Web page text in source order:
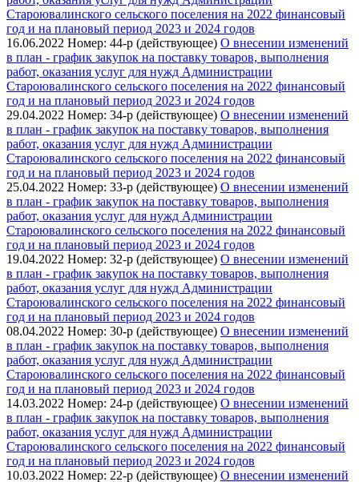
Староювалинского сельского поселения на 2022 финансовый
год и на плановый период 2023 и 2024 годов
16.06.2022 Номер: 44-р (действующее) О внесении изменений
в план - график закупок на поставку товаров, выполнения
работ, оказания услуг для нужд Администрации
Староювалинского сельского поселения на 2022 финансовый
год и на плановый период 2023 и 2024 годов
29.04.2022 Номер: 34-р (действующее) О внесении изменений
в план - график закупок на поставку товаров, выполнения
работ, оказания услуг для нужд Администрации
Староювалинского сельского поселения на 2022 финансовый
год и на плановый период 2023 и 2024 годов
25.04.2022 Номер: 33-р (действующее) О внесении изменений
в план - график закупок на поставку товаров, выполнения
работ, оказания услуг для нужд Администрации
Староювалинского сельского поселения на 2022 финансовый
год и на плановый период 2023 и 2024 годов
19.04.2022 Номер: 32-р (действующее) О внесении изменений
в план - график закупок на поставку товаров, выполнения
работ, оказания услуг для нужд Администрации
Староювалинского сельского поселения на 2022 финансовый
год и на плановый период 2023 и 2024 годов
08.04.2022 Номер: 30-р (действующее) О внесении изменений
в план - график закупок на поставку товаров, выполнения
работ, оказания услуг для нужд Администрации
Староювалинского сельского поселения на 2022 финансовый
год и на плановый период 2023 и 2024 годов
14.03.2022 Номер: 24-р (действующее) О внесении изменений
в план - график закупок на поставку товаров, выполнения
работ, оказания услуг для нужд Администрации
Староювалинского сельского поселения на 2022 финансовый
год и на плановый период 2023 и 2024 годов
10.03.2022 Номер: 22-р (действующее) О внесении изменений